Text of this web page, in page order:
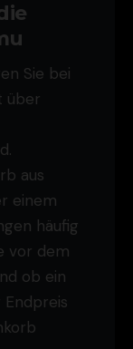
Sie bei
über
aus
einem
häufig
vor dem
ob ein